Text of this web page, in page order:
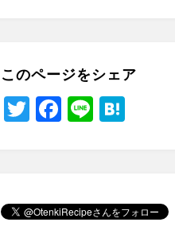
このページをシェア
T
F
b
Li
a